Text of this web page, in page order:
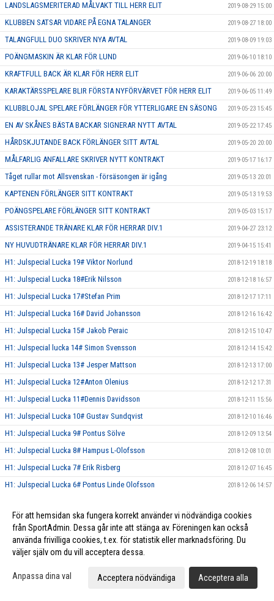
LANDSLAGSMERITERAD MÅLVAKT TILL HERR ELIT 2019-08-29 15:00
KLUBBEN SATSAR VIDARE PÅ EGNA TALANGER 2019-08-27 18:00
TALANGFULL DUO SKRIVER NYA AVTAL 2019-08-09 19:03
POÄNGMASKIN ÄR KLAR FÖR LUND 2019-06-10 18:10
KRAFTFULL BACK ÄR KLAR FÖR HERR ELIT 2019-06-06 20:00
KARAKTÄRSSPELARE BLIR FÖRSTA NYFÖRVÄRVET FÖR HERR ELIT 2019-06-05 11:49
KLUBBLOJAL SPELARE FÖRLÄNGER FÖR YTTERLIGARE EN SÄSONG 2019-05-23 15:45
EN AV SKÅNES BÄSTA BACKAR SIGNERAR NYTT AVTAL 2019-05-22 17:45
HÅRDSKJUTANDE BACK FÖRLÄNGER SITT AVTAL 2019-05-20 20:00
MÅLFARLIG ANFALLARE SKRIVER NYTT KONTRAKT 2019-05-17 16:17
Tåget rullar mot Allsvenskan - försäsongen är igång 2019-05-13 20:01
KAPTENEN FÖRLÄNGER SITT KONTRAKT 2019-05-13 19:53
POÄNGSPELARE FÖRLÄNGER SITT KONTRAKT 2019-05-03 15:17
ASSISTERANDE TRÄNARE KLAR FÖR HERRAR DIV.1 2019-04-27 23:12
NY HUVUDTRÄNARE KLAR FÖR HERRAR DIV.1 2019-04-15 15:41
H1: Julspecial Lucka 19# Viktor Norlund 2018-12-19 18:18
H1: Julspecial Lucka 18#Erik Nilsson 2018-12-18 16:57
H1: Julspecial Lucka 17#Stefan Prim 2018-12-17 17:11
H1: Julspecial Lucka 16# David Johansson 2018-12-16 16:42
H1: Julspecial Lucka 15# Jakob Peraic 2018-12-15 10:47
H1: Julspecial lucka 14# Simon Svensson 2018-12-14 15:42
H1: Julspecial Lucka 13# Jesper Mattson 2018-12-13 17:00
H1: Julspecial Lucka 12#Anton Olenius 2018-12-12 17:31
H1: Julspecial Lucka 11#Dennis Davidsson 2018-12-11 15:56
H1: Julspecial Lucka 10# Gustav Sundqvist 2018-12-10 16:46
H1: Julspecial Lucka 9# Pontus Sölve 2018-12-09 13:54
H1: Julspecial Lucka 8# Hampus L-Olofsson 2018-12-08 10:01
H1: Julspecial Lucka 7# Erik Risberg 2018-12-07 16:45
H1: Julspecial Lucka 6# Pontus Linde Olofsson 2018-12-06 14:57
H1: Julspecial Lucka 4# Patrik Liimatainen 2018-12-04 16:37
H1: Julspecial Lucka 3# Hugo Norlund 2018-12-03 07:21
H1: Julspecial Lucka 2# Simon Lindblad
H1: Julspecial Lucka 1# Jesper Nilsson 2018-12-01 11:59
2018-11-28 21:41
För att hemsidan ska fungera korrekt använder vi nödvändiga cookies
från SportAdmin. Dessa går inte att stänga av. Föreningen kan också
använda frivilliga cookies, t.ex. för statistik eller marknadsföring. Du
väljer själv om du vill acceptera dessa.
Anpassa dina val Acceptera nödvändiga Acceptera alla